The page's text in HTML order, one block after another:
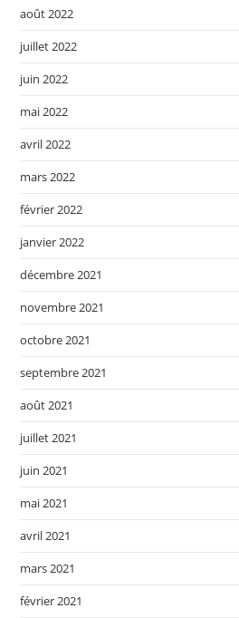
août 2022
juillet 2022
juin 2022
mai 2022
avril 2022
mars 2022
février 2022
janvier 2022
décembre 2021
novembre 2021
octobre 2021
septembre 2021
août 2021
juillet 2021
juin 2021
mai 2021
avril 2021
mars 2021
février 2021